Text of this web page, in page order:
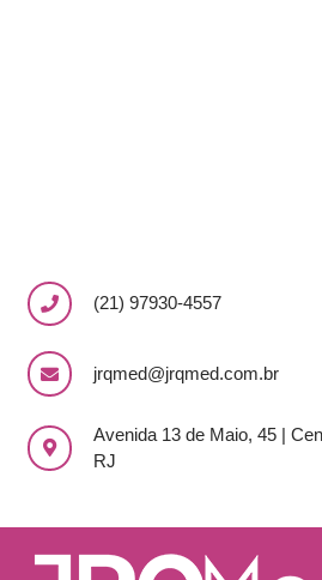
(21) 97930-4557
jrqmed@jrqmed.com.br
Avenida 13 de Maio, 45 |
RJ